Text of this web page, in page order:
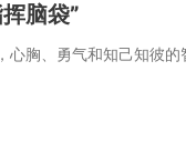
脑袋”
胸、勇气和知己知彼的